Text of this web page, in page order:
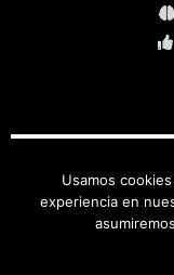
Aviso Legal
Protección de
Usamos
experiencia en